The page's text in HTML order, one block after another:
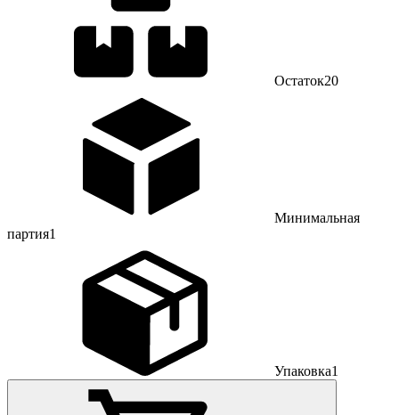
Остаток20
Минимальная
партия1
Упаковка1